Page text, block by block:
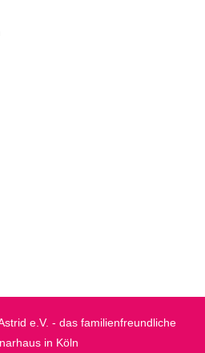
e.V. - das familienfreundliche
in Köln